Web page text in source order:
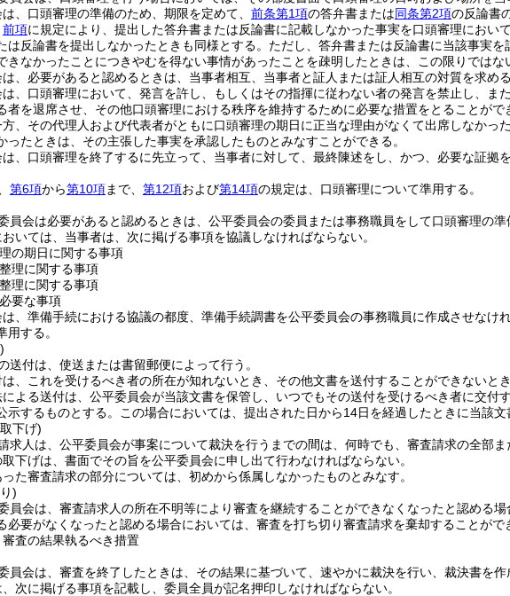
、口頭審理の準備のため、期限を定めて、 前条第1項の答弁書または同条第2項の反論書
前項に規定により、提出した答弁書または反論書に記載しなかった事実を口頭審理におい
は反論書を提出しなかったときも同様とする。 ただし、答弁書または反論書に当該事実を
きなかったことにつきやむを得ない事情があったことを疎明したときは、この限りではな
、必要があると認めるときは、当事者相互、当事者と証人または証人相互の対質を求める
、口頭審理において、発言を許し、もしくはその指揮に従わない者の発言を禁止し、ま
者を退席させ、その他口頭審理における秩序を維持するために必要な措置をとることがで
、その代理人および代表者がともに口頭審理の期日に正当な理由がなくて出席しなかっ
ったときは、その主張した事実を承認したものとみなすことができる。
、口頭審理を終了するに先立って、当事者に対して、最終陳述をし、かつ、必要な証拠
第6項から第10項まで、 第12項および第14項の規定は、口頭審理について準用する。
員会は必要があると認めるときは、公平委員会の委員または事務職員をして口頭審理の準
いては、当事者は、次に掲げる事項を協議しなければならない。
の期日に関する事項
理に関する事項
理に関する事項
要な事項
、準備手続における協議の都度、準備手続調書を公平委員会の事務職員に作成させなけれ
用する。
送付は、使送または書留郵便によって行う。
、これを受けるべき者の所在が知れないとき、その他文書を送付することができないと
よる送付は、公平委員会が当該文書を保管し、いつでもその送付を受けるべき者に交付
示するものとする。
この場合においては、提出された日から14日を経過したときに当該文
下げ)
求人は、公平委員会が事案について裁決を行うまでの間は、何時でも、審査請求の全部ま
下げは、書面でその旨を公平委員会に申し出て行わなければならない。
た審査請求の部分については、初めから係属しなかったものとみなす。
)
員会は、審査請求人の所在不明等により審査を継続することができなくなったと認める
必要がなくなったと認める場合においては、審査を打ち切り審査請求を棄却することがで
審査の結果執るべき措置
員会は、審査を終了したときは、その結果に基づいて、速やかに裁決を行い、裁決書を作
次に掲げる事項を記載し、委員全員が記名押印しなければならない。